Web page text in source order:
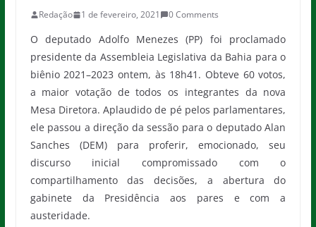
Redação 1 de fevereiro, 2021 0 Comments
O deputado Adolfo Menezes (PP) foi proclamado
presidente da Assembleia Legislativa da Bahia para o
biênio 2021–2023 ontem, às 18h41. Obteve 60 votos,
a maior votação de todos os integrantes da nova
Mesa Diretora. Aplaudido de pé pelos parlamentares,
ele passou a direção da sessão para o deputado Alan
Sanches (DEM) para proferir, emocionado, seu
discurso inicial compromissado com o
compartilhamento das decisões, a abertura do
gabinete da Presidência aos pares e com a
austeridade.